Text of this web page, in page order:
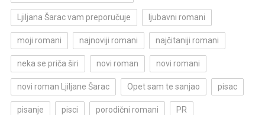
Ljiljana Šarac vam preporučuje ljubavni romani
moji romani najnoviji romani najčitaniji romani
neka se priča širi novi roman novi romani
novi roman Ljiljane Šarac Opet sam te sanjao pisac
pisanje pisci porodični romani PR